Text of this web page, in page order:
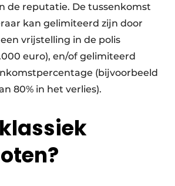
de reputatie. De tussenkomst
kan gelimiteerd zijn door
vrijstelling in de polis
euro), en/of gelimiteerd
(bijvoorbeeld
80% in het verlies).